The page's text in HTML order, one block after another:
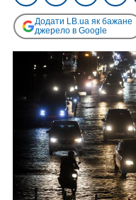
Додати LB.ua як бажане
джерело в Google